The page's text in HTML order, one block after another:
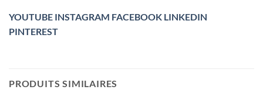
YOUTUBE INSTAGRAM FACEBOOK LINKEDIN
PINTEREST
PRODUITS SIMILAIRES